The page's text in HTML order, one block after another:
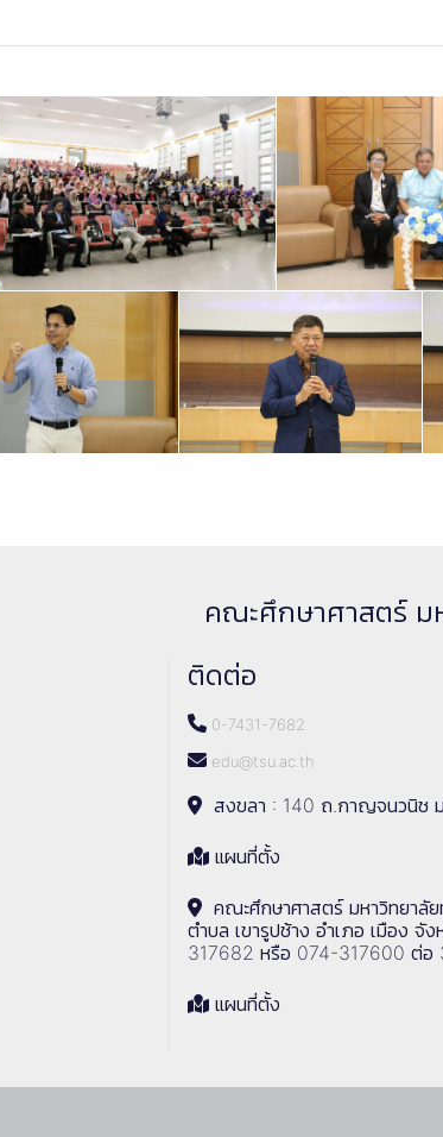
คณะศึกษาศาสตร์
ติดต่อ
0-7431-7682
edu@tsu.ac.th
สงขลา : 140 ถ.กาญจนวนิช
แผนที่ตั้ง
คณะศึกษาศาสตร์ มหาวิทยา
ตำบล เขารูปช้าง อำเภอ เมือง จั
317682 หรือ 074-317600 ต่อ
แผนที่ตั้ง